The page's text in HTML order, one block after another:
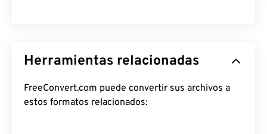
Herramientas relacionadas
FreeConvert.com puede convertir sus archivos a
estos formatos relacionados: